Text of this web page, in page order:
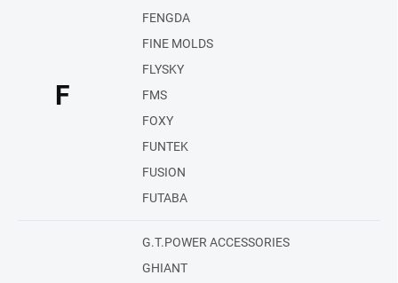
F
FENGDA
FINE MOLDS
FLYSKY
FMS
FOXY
FUNTEK
FUSION
FUTABA
G.T.POWER ACCESSORIES
GHIANT